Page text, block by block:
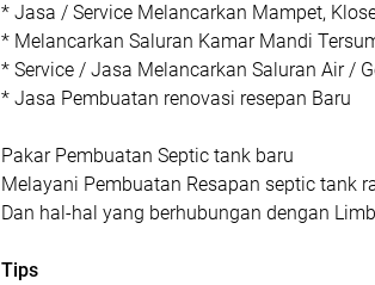
* Jasa / Service Melancarkan Mampet,
* Melancarkan Saluran Kamar Mandi
* Service / Jasa Melancarkan Saluran Air /
* Jasa Pembuatan renovasi resepan Baru
Pakar Pembuatan Septic tank baru
Melayani Pembuatan Resapan septic tank
Dan hal-hal yang berhubungan dengan
Tips